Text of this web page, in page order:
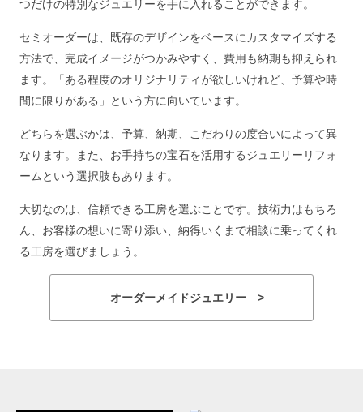
つだけの特別なジュエリーを手に入れることができます。
セミオーダーは、既存のデザインをベースにカスタマイズする
方法で、完成イメージがつかみやすく、費用も納期も抑えられ
ます。「ある程度のオリジナリティが欲しいけれど、予算や時
間に限りがある」という方に向いています。
どちらを選ぶかは、予算、納期、こだわりの度合いによって異
なります。また、お手持ちの宝石を活用するジュエリーリフォ
ームという選択肢もあります。
大切なのは、信頼できる工房を選ぶことです。技術力はもちろ
ん、お客様の想いに寄り添い、納得いくまで相談に乗ってくれ
る工房を選びましょう。
オーダーメイドジュエリー >